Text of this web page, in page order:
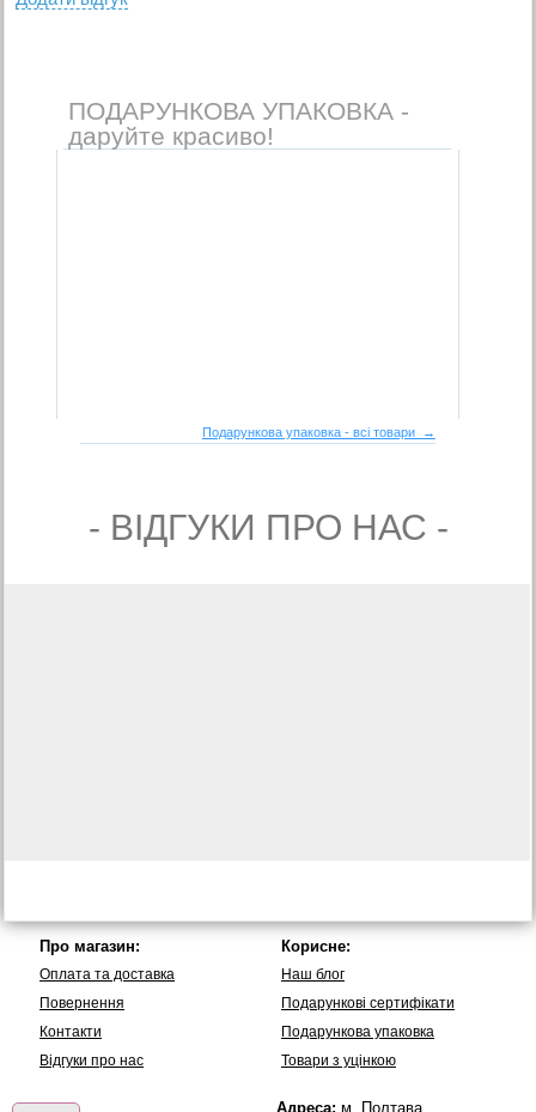
ПОДАРУНКОВА УПАКОВКА -
даруйте красиво!
Подарункова упаковка - всі товари →
- ВIДГУКИ ПРО НАС -
Про магазин:
Оплата та доставка
Повернення
Контакти
Вiдгуки про нас
Корисне:
Наш блог
Подарункові сертифікати
Подарункова упаковка
Товари з уцінкою
Адреса: м. Полтава